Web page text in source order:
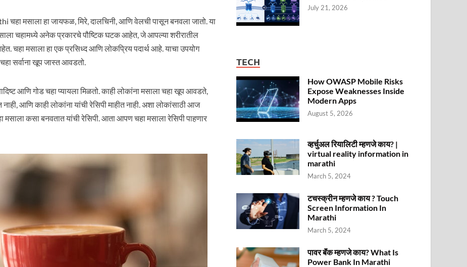
मसाला हा जायफळ, मिरे, दालचिनी, आणि वेलची पासून बनवला जातो. या
चहामध्ये अनेक प्रकारचे पौष्टिक घटक आहेत, जे आपल्या शरीरातील
चहा मसाला हा एक प्रसिध्द आणि लोकप्रिय पदार्थ आहे. याचा उपयोग
सर्वाना खूप जास्त आवडतो.
आणि गोड चहा प्यायला मिळतो. काही लोकांना मसाला चहा खूप आवडते,
आणि काही लोकांना यांची रेसिपी माहीत नाही. अशा लोकांसाठी आज
कसा बनवतात यांची रेसिपी. आता आपण चहा मसाला रेसिपी पाहणार
July 21, 2026
TECH
How OWASP Mobile Risks
Expose Weaknesses Inside
Modern Apps
August 5, 2026
व्हर्चुअल रियालिटी म्हणजे काय? |
virtual reality information in
marathi
March 5, 2024
टचस्क्रीन म्हणजे काय ? Touch
Screen Information In
Marathi
March 5, 2024
पावर बॅंक म्हणजे काय? What Is
Power Bank In Marathi